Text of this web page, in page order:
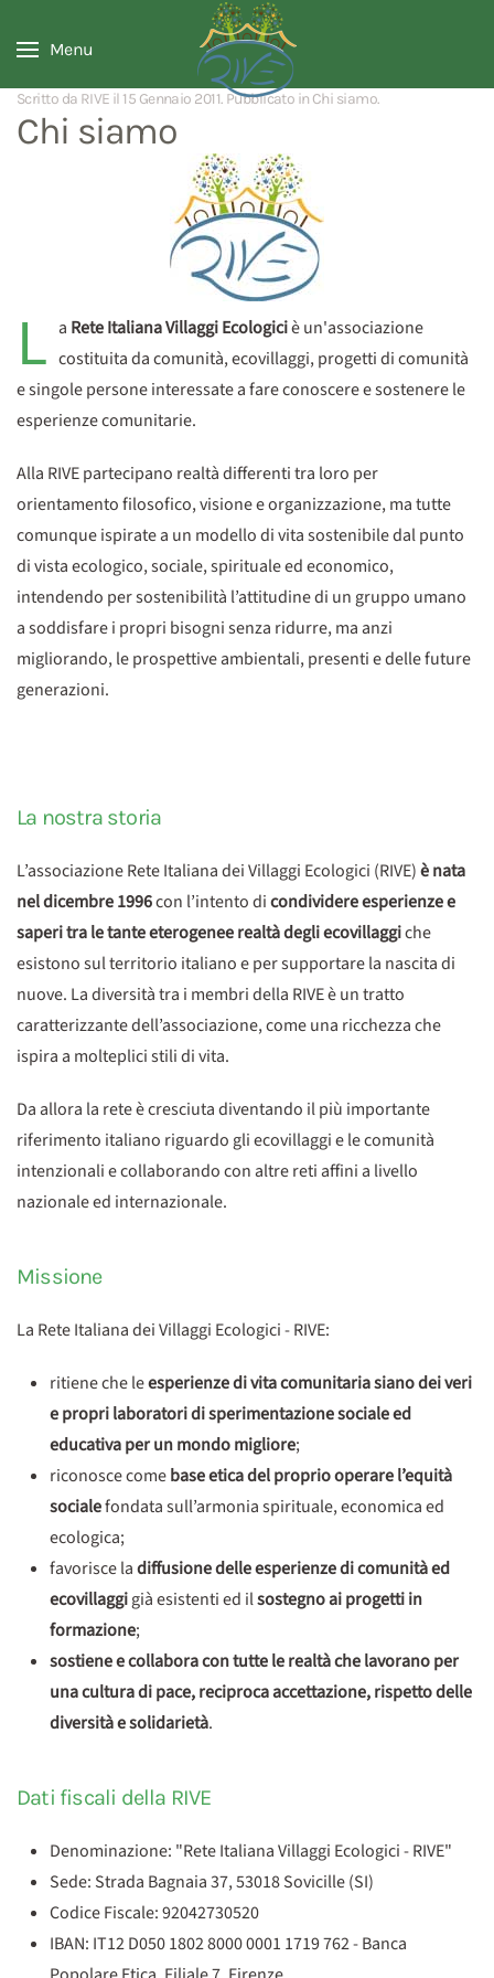
Menu
Scritto da RIVE il 15 Gennaio 2011. Pubblicato in Chi siamo.
Chi siamo
L a Rete Italiana Villaggi Ecologiciè un'associazione
costituita da comunità, ecovillaggi, progetti di comunità
e singole persone interessate a fare conoscere e sostenere le
esperienze comunitarie.
Alla RIVE partecipano realtà differenti tra loro per
orientamento filosofico, visione e organizzazione, ma tutte
comunque ispirate a un modello di vita sostenibile dal punto
di vista ecologico, sociale, spirituale ed economico,
intendendo per sostenibilità l’attitudine di un gruppo umano
a soddisfare i propri bisogni senza ridurre, ma anzi
migliorando, le prospettive ambientali, presenti e delle future
generazioni.
La nostra storia
L’associazione Rete Italiana dei Villaggi Ecologici (RIVE)è nata
nel dicembre 1996con l’intento dicondividere esperienze e
saperi tra le tante eterogenee realtà degli ecovillaggiche
esistono sul territorio italiano e per supportare la nascita di
nuove. La diversità tra i membri della RIVE è un tratto
caratterizzante dell’associazione, come una ricchezza che
ispira a molteplici stili di vita.
Da allora la rete è cresciuta diventando il più importante
riferimento italiano riguardo gli ecovillaggi e le comunità
intenzionali e collaborando con altre reti affini a livello
nazionale ed internazionale.
Missione
La Rete Italiana dei Villaggi Ecologici - RIVE:
ritiene che leesperienze di vita comunitaria siano dei veri
e propri laboratori di sperimentazione sociale ed
educativa per un mondo migliore;
riconosce comebase etica del proprio operare l’equità
socialefondata sull’armonia spirituale, economica ed
ecologica;
favorisce ladiffusione delle esperienze di comunità ed
ecovillaggigià esistenti ed ilsostegno ai progetti in
formazione;
sostiene e collabora con tutte le realtà che lavorano per
una cultura di pace, reciproca accettazione, rispetto delle
diversità e solidarietà.
Dati fiscali della RIVE
Denominazione: "Rete Italiana Villaggi Ecologici - RIVE"
Sede: Strada Bagnaia 37, 53018 Sovicille (SI)
Codice Fiscale: 92042730520
IBAN: IT12 D050 1802 8000 0001 1719 762 - Banca